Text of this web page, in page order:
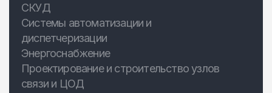
СКУД
Системы автоматизации и
диспетчеризации
Энергоснабжение
Проектирование и строительство узлов
связи и ЦОД